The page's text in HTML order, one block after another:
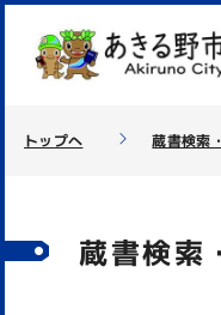
トップへ 蔵書検索
蔵書検索